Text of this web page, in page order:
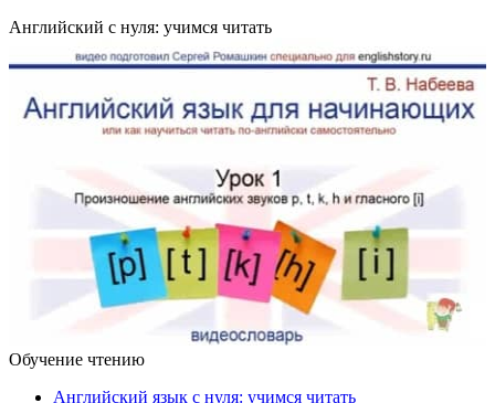
Английский с нуля: учимся читать
Обучение чтению
Английский язык с нуля: учимся читать